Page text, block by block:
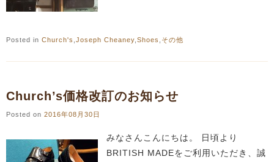
Posted in Church's Joseph Cheaney Shoes その他
Church’s価格改訂のお知らせ
Posted on 2016年08月30日
みなさんこんにちは。 日頃より
BRITISH MADEをご利用いただき、誠